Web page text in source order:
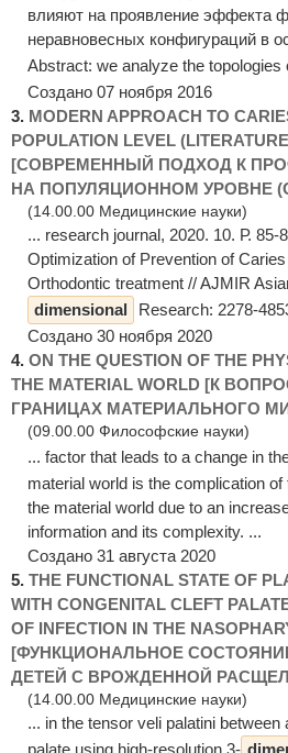
влияют на проявление эффекта
неравновесных конфигураций в
Abstract: we analyze the topologies
Создано 07 ноября 2016
3. MODERN APPROACH TO
POPULATION LEVEL
[СОВРЕМЕННЫЙ ПОДХОД К
НА ПОПУЛЯЦИОННОМ УРОВНЕ
(14.00.00 Медицинские науки)
... research journal, 2020. 10. Р. 85-
Optimization of Prevention of
Orthodontic treatment // AJMIR
dimensional
Research: 2278-
Создано 30 ноября 2020
4. ON THE QUESTION OF THE
THE MATERIAL WORLD [К
ГРАНИЦАХ МАТЕРИАЛЬНОГО
(09.00.00 Философские науки)
... factor that leads to a change in
material world is the complication
the material world due to an
information and its complexity. ...
Создано 31 августа 2020
5. THE FUNCTIONAL STATE OF
WITH CONGENITAL CLEFT
OF INFECTION IN THE
[ФУНКЦИОНАЛЬНОЕ
ДЕТЕЙ С ВРОЖДЕННОЙ
(14.00.00 Медицинские науки)
... in the tensor veli palatini
palate using high-resolution 3-